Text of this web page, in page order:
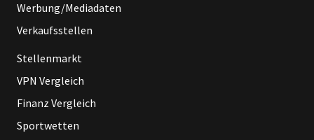
Werbung/Mediadaten
Verkaufsstellen
Stellenmarkt
VPN Vergleich
Finanz Vergleich
Sportwetten